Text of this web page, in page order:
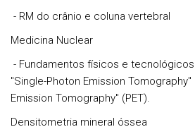
- RM do crânio e coluna vertebral
Medicina Nuclear
- Fundamentos físicos e
"Single-Photon Emission Tomography"
Emission Tomography" (PET).
Densitometria mineral óssea